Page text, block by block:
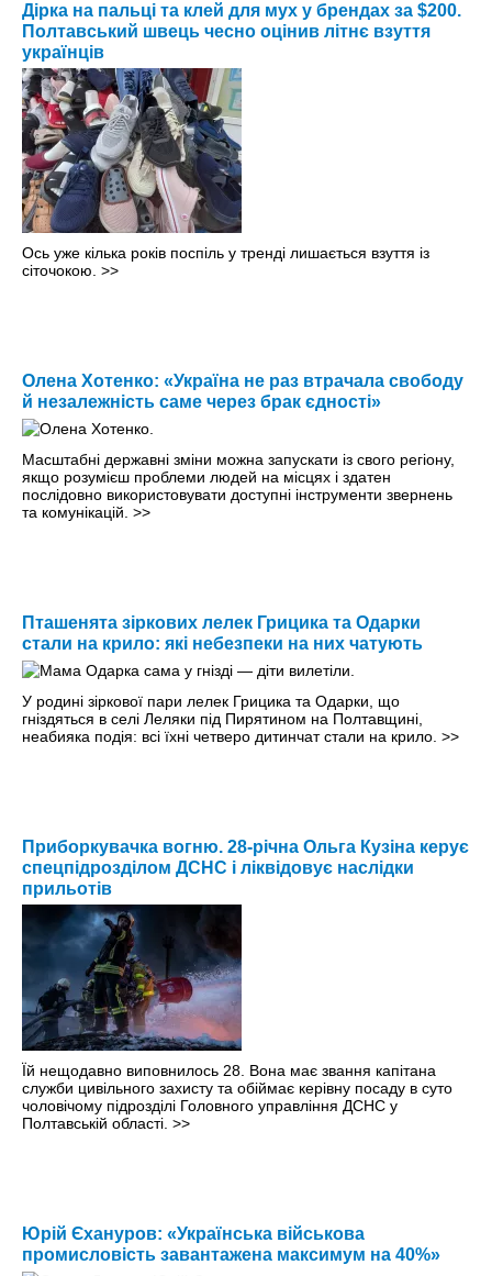
Дірка на пальці та клей для мух у брендах за $200.
Полтавський швець чесно оцінив літнє взуття
українців
Ось уже кілька років поспіль у тренді лишається взуття із
сіточокою. >>
Олена Хотенко: «Україна не раз втрачала свободу
й незалежність саме через брак єдності»
Масштабні державні зміни можна запускати із свого регіону,
якщо розумієш проблеми людей на місцях і здатен
послідовно використовувати доступні інструменти звернень
та комунікацій. >>
Пташенята зіркових лелек Грицика та Одарки
стали на крило: які небезпеки на них чатують
У родині зіркової пари лелек Грицика та Одарки, що
гніздяться в селі Леляки під Пирятином на Полтавщині,
неабияка подія: всі їхні четверо дитинчат стали на крило. >>
Приборкувачка вогню. 28-річна Ольга Кузіна керує
спецпідрозділом ДСНС і ліквідовує наслідки
прильотів
Їй нещодавно виповнилось 28. Вона має звання капітана
служби цивільного захисту та обіймає керівну посаду в суто
чоловічому підрозділі Головного управління ДСНС у
Полтавській області. >>
Юрій Єхануров: «Українська військова
промисловість завантажена максимум на 40%»